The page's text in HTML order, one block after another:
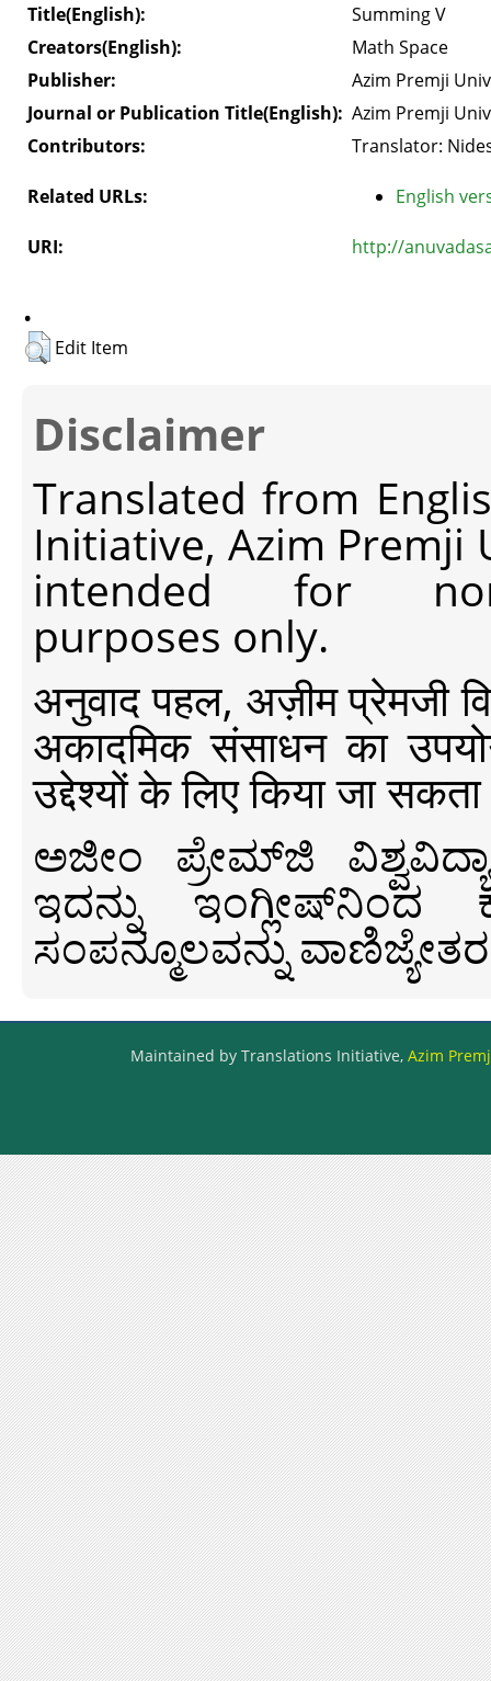
Title(English):
Summing V
Creators(English):
Math Space
Publisher:
Azim Premji
Journal or Publication Title(English): Azim Premji
Contributors:
Translator:
Related URLs: English
URI: http://
.
Edit Item
Disclaimer
Translated from
Initiative, Azim Premji
intended for non-
purposes only.
अनुवाद पहल, अज़ीम प्रेमजी
अकादमिक संसाधन का
उद्देश्यों के लिए किया जा
ಅಜೀಂ ಪ್ರೇಮ್‍ಜಿ
ಇದನ್ನು ಇಂಗ್ಲೀಷ್‍ನಿಂದ
ಸಂಪನ್ಮೂಲವನ್ನು
Maintained by Translations Initiative, Azim